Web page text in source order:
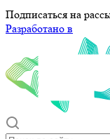
Подписаться на
Разработано в